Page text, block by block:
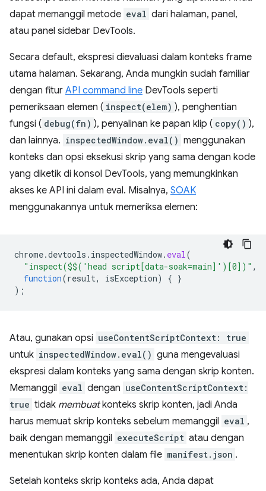
dapat memanggil metode eval dari halaman, panel,
atau panel sidebar DevTools.
Secara default, ekspresi dievaluasi dalam konteks frame
utama halaman. Sekarang, Anda mungkin sudah familiar
dengan fitur API command line DevTools seperti
pemeriksaan elemen ( inspect(elem) ), penghentian
fungsi ( debug(fn) ), penyalinan ke papan klip ( copy() ),
dan lainnya. inspectedWindow.eval() menggunakan
konteks dan opsi eksekusi skrip yang sama dengan kode
yang diketik di konsol DevTools, yang memungkinkan
akses ke API ini dalam eval. Misalnya, SOAK
menggunakannya untuk memeriksa elemen:
chrome.devtools . inspectedWindow. eval(
"inspect($$('head script[data-soak=main]')[0])" ,
function(result, isException) { }
);
Atau, gunakan opsi useContentScriptContext: true
untuk inspectedWindow.eval() guna mengevaluasi
ekspresi dalam konteks yang sama dengan skrip konten.
Memanggil eval dengan useContentScriptContext:
true tidak membuatkonteks skrip konten, jadi Anda
harus memuat skrip konteks sebelum memanggil eval ,
baik dengan memanggil executeScript atau dengan
menentukan skrip konten dalam file manifest.json .
Setelah konteks skrip konteks ada, Anda dapat